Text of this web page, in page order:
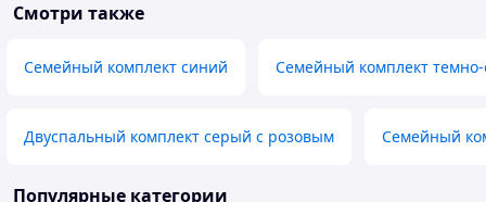
Смотри также
Семейный комплект синий Семейный комплект
Двуспальный комплект серый с розовым Семейный
Популярные категории